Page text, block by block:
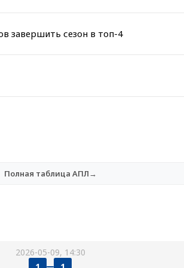
завершить сезон в топ-4
Полная таблица АПЛ→
2026-05-09, 14:30